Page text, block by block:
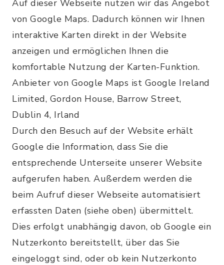
Auf dieser Webseite nutzen wir das Angebot
von Google Maps. Dadurch können wir Ihnen
interaktive Karten direkt in der Website
anzeigen und ermöglichen Ihnen die
komfortable Nutzung der Karten-Funktion.
Anbieter von Google Maps ist Google Ireland
Limited, Gordon House, Barrow Street,
Dublin 4, Irland
Durch den Besuch auf der Website erhält
Google die Information, dass Sie die
entsprechende Unterseite unserer Website
aufgerufen haben. Außerdem werden die
beim Aufruf dieser Webseite automatisiert
erfassten Daten (siehe oben) übermittelt.
Dies erfolgt unabhängig davon, ob Google ein
Nutzerkonto bereitstellt, über das Sie
eingeloggt sind, oder ob kein Nutzerkonto